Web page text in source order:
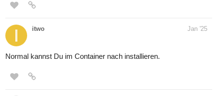
itwo Jan '25
Normal kannst Du im Container nach installieren.